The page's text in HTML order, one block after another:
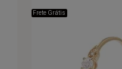
Frete Grátis